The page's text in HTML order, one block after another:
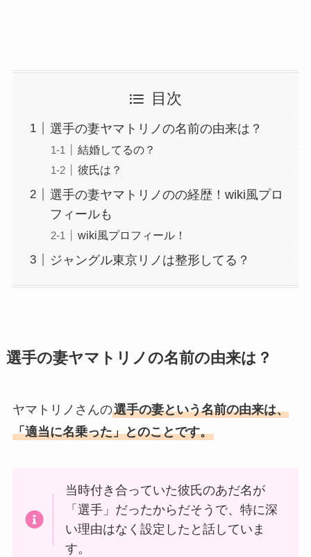
目次
選手の妻ヤマトリノの名前の由来は？
結婚してるの？
彼氏は？
選手の妻ヤマトリノのの経歴！wiki風プロ
フィールも
wiki風プロフィール！
ジャングル東京リノは整形してる？
選手の妻ヤマトリノの名前の由来は？
ヤマトリノさんの選手の妻という名前の由来は、
「適当に名乗った」とのことです。
当時付き合っていた彼氏のあだ名が
「選手」だったからだそうで、特に深
い理由はなく設定したと話していま
す。